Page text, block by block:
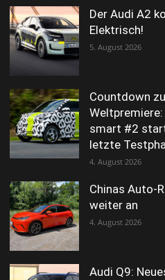
Der Audi A2
Elektrisch!
5. August 2026
Countdown
Weltpremiere:
smart #2
letzte
4. August 2026
Chinas Auto-
weiter an
4. August 2026
Audi Q9: